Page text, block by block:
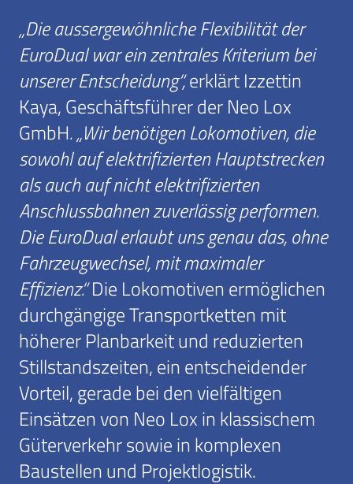
„Die aussergewöhnliche Flexibilität der
EuroDual war ein zentrales Kriterium bei
unserer Entscheidung“,erklärt Izzettin
Kaya, Geschäftsführer der Neo Lox
GmbH. „Wir benötigen Lokomotiven, die
sowohl auf elektrifizierten Hauptstrecken
als auch auf nicht elektrifizierten
Anschlussbahnen zuverlässig performen.
Die EuroDual erlaubt uns genau das, ohne
Fahrzeugwechsel, mit maximaler
Effizienz.“Die Lokomotiven ermöglichen
durchgängige Transportketten mit
höherer Planbarkeit und reduzierten
Stillstandszeiten, ein entscheidender
Vorteil, gerade bei den vielfältigen
Einsätzen von Neo Lox in klassischem
Güterverkehr sowie in komplexen
Baustellen und Projektlogistik.